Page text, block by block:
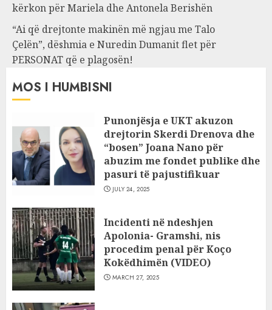
kërkon për Mariela dhe Antonela Berishën
“Ai që drejtonte makinën më ngjau me Talo
Çelën”, dëshmia e Nuredin Dumanit flet për
PERSONAT që e plagosën!
MOS I HUMBISNI
Punonjësja e UKT akuzon
drejtorin Skerdi Drenova dhe
“bosen” Joana Nano për
abuzim me fondet publike dhe
pasuri të pajustifikuar
JULY 24, 2025
Incidenti në ndeshjen
Apolonia- Gramshi, nis
procedim penal për Koço
Kokëdhimën (VIDEO)
MARCH 27, 2025